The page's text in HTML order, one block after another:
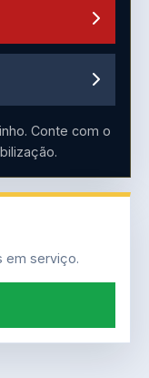
Conte com o
em serviço.